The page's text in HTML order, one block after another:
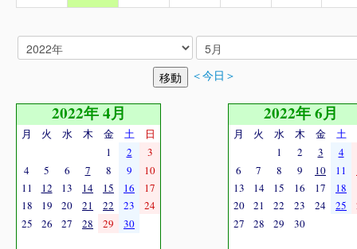
＜今日＞
2022年 4月
月 火 水 木 金 土
日
1
2
3
4
5 6 7 8 9
10
11
12 13 14 15 16
17
18
19 20 21 22 23
24
25
26 27 28 29 30
2022年 6月
月 火 水 木 金 土
1
2 3
4
6
7 8 9 10 11
13
14 15 16 17 18
20
21 22 23 24 25
27
28 29 30